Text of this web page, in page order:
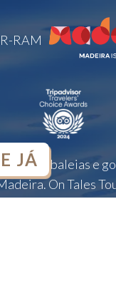
RAM
de baleias e
On Tales
JÁ